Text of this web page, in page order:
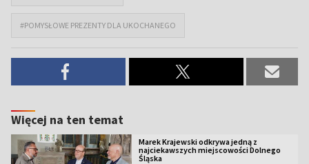
#POMYSŁOWE PREZENTY DLA UKOCHANEGO
Więcej na ten temat
Marek Krajewski odkrywa jedną z
najciekawszych miejscowości Dolnego
Śląska